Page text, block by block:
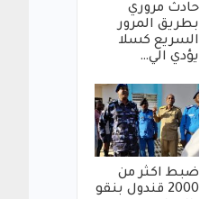
حادث مروري
بطريق المرور
السريع كسلا
يؤدي الي…
ضبط اكثر من
2000 قندول بنقو